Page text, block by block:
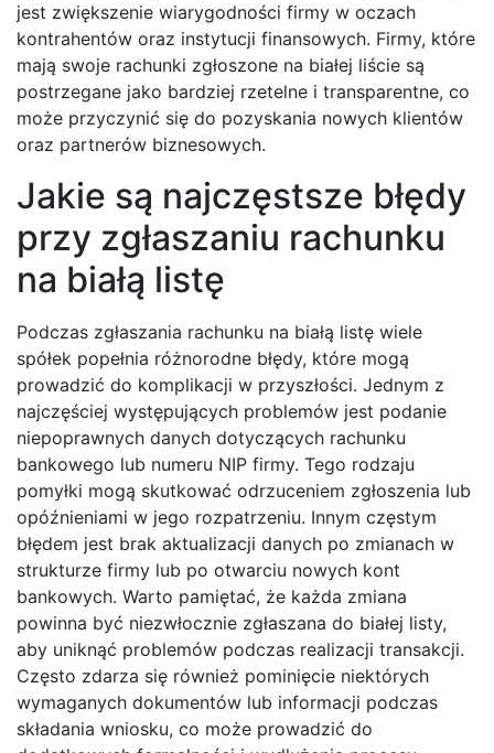
jest zwiększenie wiarygodności firmy w oczach
kontrahentów oraz instytucji finansowych. Firmy, które
mają swoje rachunki zgłoszone na białej liście są
postrzegane jako bardziej rzetelne i transparentne, co
może przyczynić się do pozyskania nowych klientów
oraz partnerów biznesowych.
Jakie są najczęstsze błędy
przy zgłaszaniu rachunku
na białą listę
Podczas zgłaszania rachunku na białą listę wiele
spółek popełnia różnorodne błędy, które mogą
prowadzić do komplikacji w przyszłości. Jednym z
najczęściej występujących problemów jest podanie
niepoprawnych danych dotyczących rachunku
bankowego lub numeru NIP firmy. Tego rodzaju
pomyłki mogą skutkować odrzuceniem zgłoszenia lub
opóźnieniami w jego rozpatrzeniu. Innym częstym
błędem jest brak aktualizacji danych po zmianach w
strukturze firmy lub po otwarciu nowych kont
bankowych. Warto pamiętać, że każda zmiana
powinna być niezwłocznie zgłaszana do białej listy,
aby uniknąć problemów podczas realizacji transakcji.
Często zdarza się również pominięcie niektórych
wymaganych dokumentów lub informacji podczas
składania wniosku, co może prowadzić do